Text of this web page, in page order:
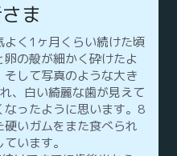
ま
く1ヶ月くらい続けた頃
の殻が細かく砕けたよ
して写真のような大き
、白い綺麗な歯が見えて
ったように思います。8
いガムをまた食べられ
います。